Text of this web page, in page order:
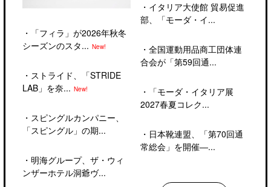
・
「フィラ」が2026年秋冬
シーズンのスタ... New!
・ ストライド、「STRIDE
LAB」を奈... New!
・ スピングルカンパニー、
「スピングル」の期...
・ 明海グループ、ザ・ウィ
ンザーホテル洞爺ヴ...
・ イタリア大使館 貿易促進
部、「モーダ・イ...
・ 全国運動用品商工団体連
合会が「第59回通...
・
「モーダ・イタリア展
2027春夏コレク...
・ 日本靴連盟、「第70回通
常総会」を開催―...